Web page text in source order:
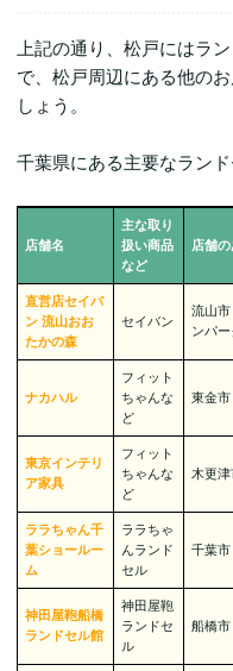
上記の通り、松戸にはラ
で、松戸周辺にある他の
しょう。
千葉県にある主要なラン
店舗名
主な取り
扱い商品
など
店舗
直営店セイバ
ン 流山おお
たかの森
セイバン
流山
ンパ
ナカハル
フィット
ちゃんな
ど
東金市
東京インテリ
ア家具
フィット
ちゃんな
ど
木更
ララちゃん千
葉ショールー
ム
ララちゃ
んランド
セル
千葉市
神田屋鞄船橋
ランドセル館
神田屋鞄
ランドセ
ル
船橋市